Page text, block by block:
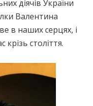
діячів України
Валентина
в наших серцях, і
крізь століття.